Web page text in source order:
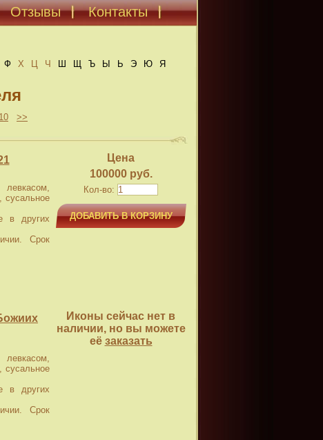
Отзывы Контакты
Ф Х Ц Ч Ш Щ Ъ Ы Ь Э Ю Я
10
>>
сусальное
в других
Срок
Цена
100000 руб.
Кол-во:
ДОБАВИТЬ В КОРЗИНУ
сусальное
в других
Срок
Иконы сейчас нет в
наличии, но вы можете
её заказать